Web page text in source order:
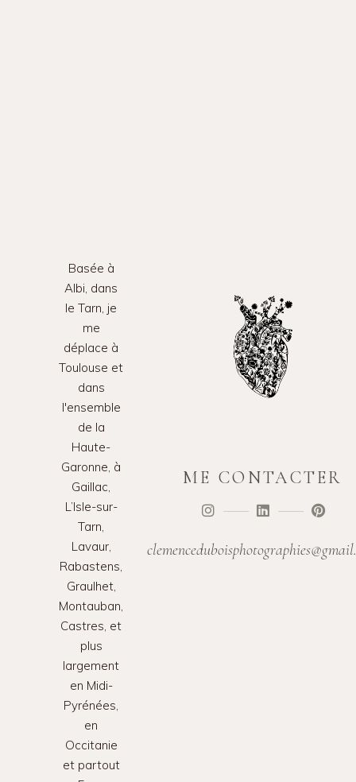
Basée à
Albi, dans
le Tarn, je
me
déplace à
Toulouse et
dans
l'ensemble
de la
Haute-
Garonne, à
Gaillac,
L’Isle-sur-
Tarn,
Lavaur,
Rabastens,
Graulhet,
Montauban,
Castres, et
plus
largement
en Midi-
Pyrénées,
en
Occitanie
et partout
ME CONTACTER